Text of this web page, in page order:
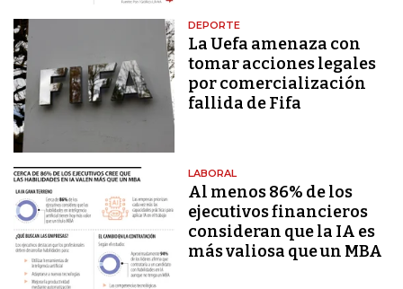
DEPORTE
La Uefa amenaza con
tomar acciones legales
por comercialización
fallida de Fifa
LABORAL
Al menos 86% de los
ejecutivos financieros
consideran que la IA es
más valiosa que un MBA